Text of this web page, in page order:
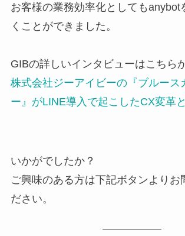
お客様の業務効率化としてもanybot
くことができました。
GIBの詳しいインタビューはこちら
株式会社ジーアイビーの『ブルース
ー』がLINE導入で起こしたCX変革
いかがでしたか？
ご興味のある方は下記ボタンよりお
ださい。